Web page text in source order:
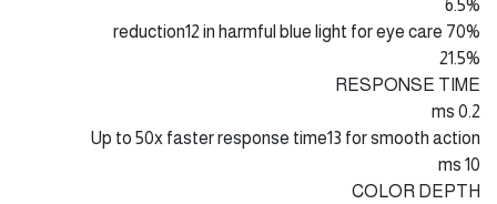
6.5%
70% reduction12 in harmful blue light for eye care
21.5%
RESPONSE TIME
0.2 ms
Up to 50x faster response time13 for smooth action
10 ms
COLOR DEPTH